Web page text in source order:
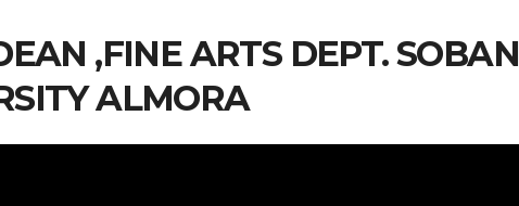
,FINE ARTS DEPT. SOBAN
ALMORA